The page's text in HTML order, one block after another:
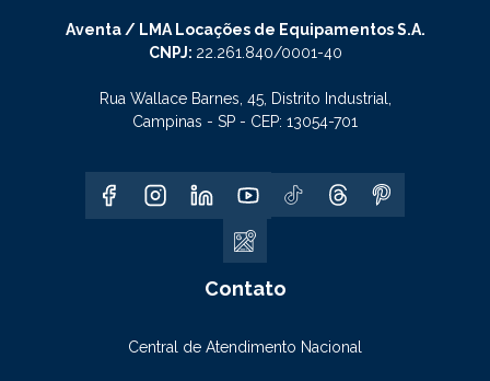
Aventa / LMA Locações de Equipamentos S.A.
CNPJ: 22.261.840/0001-40
Rua Wallace Barnes, 45, Distrito Industrial,
Campinas - SP - CEP: 13054-701
Contato
Central de Atendimento Nacional